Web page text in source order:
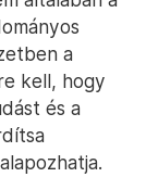
a
kell, hogy
és a